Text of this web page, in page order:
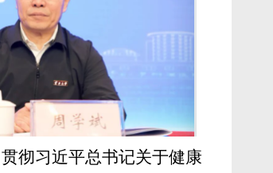
彻习近平总书记关于健康